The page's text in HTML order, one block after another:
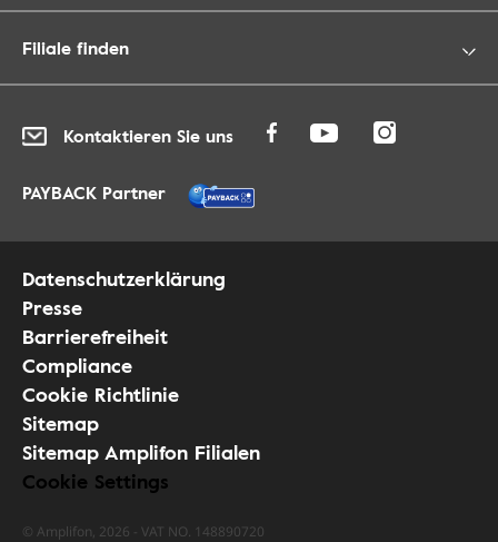
Filiale finden
Kontaktieren Sie uns
PAYBACK Partner
Datenschutzerklärung
Presse
Barrierefreiheit
Compliance
Cookie Richtlinie
Sitemap
Sitemap Amplifon Filialen
Cookie Settings
© Amplifon, 2026 - VAT NO. 148890720